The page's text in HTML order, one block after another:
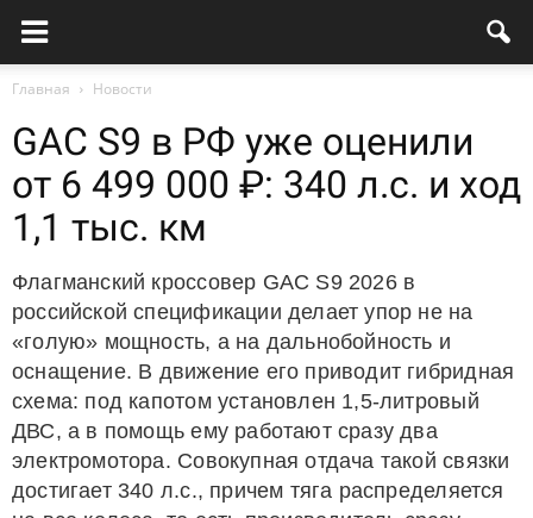
Главная Новости
GAC S9 в РФ уже оценили
от 6 499 000 ₽: 340 л.с. и ход
1,1 тыс. км
Флагманский кроссовер GAC S9 2026 в
российской спецификации делает упор не на
«голую» мощность, а на дальнобойность и
оснащение. В движение его приводит гибридная
схема: под капотом установлен 1,5-литровый
ДВС, а в помощь ему работают сразу два
электромотора. Совокупная отдача такой связки
достигает 340 л.с., причем тяга распределяется